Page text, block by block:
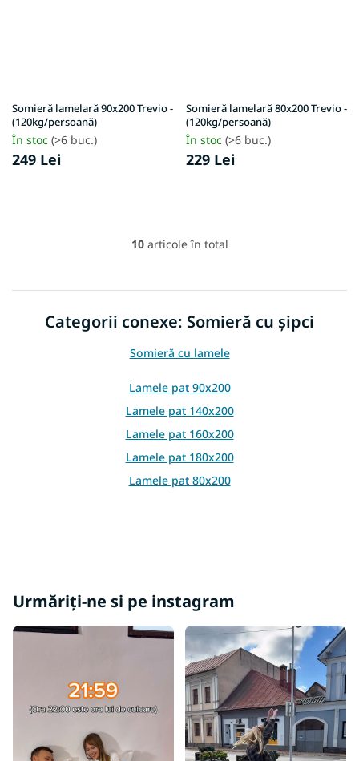
Somieră lamelară 90x200 Trevio -
(120kg/persoană)
În stoc (>6 buc.)
249 Lei
Somieră lamelară 80x200 Trevio -
(120kg/persoană)
În stoc (>6 buc.)
229 Lei
C
t
o
u
l
s
t
r
i
10articole în total
Categorii conexe: Somieră cu șipci
Somieră cu lamele
Lamele pat 90x200
Lamele pat 140x200
Lamele pat 160x200
Lamele pat 180x200
Lamele pat 80x200
Urmăriți-ne si pe instagram